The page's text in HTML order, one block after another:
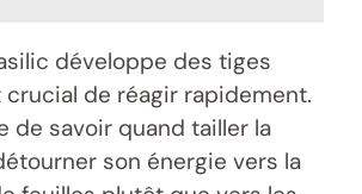
développe des tiges
crucial de réagir rapidement.
de savoir quand tailler la
son énergie vers la